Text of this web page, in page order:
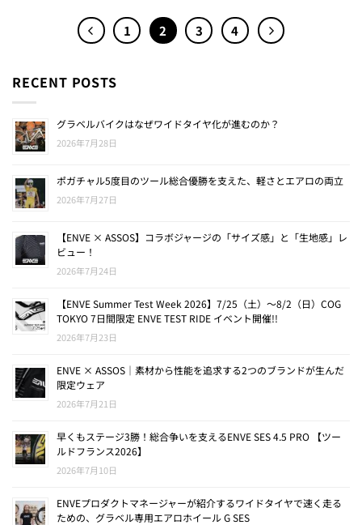
1 2 3 4
RECENT POSTS
グラベルバイクはなぜワイドタイヤ化が進むのか？
2026年7月28日
ポガチャル5度目のツール総合優勝を支えた、軽さとエアロの両立
2026年7月27日
【ENVE × ASSOS】コラボジャージの「サイズ感」と「生地感」レ
ビュー！
2026年7月24日
【ENVE Summer Test Week 2026】7/25（土）〜8/2（日）COG
TOKYO 7日間限定 ENVE TEST RIDE イベント開催!!
2026年7月23日
ENVE × ASSOS｜素材から性能を追求する2つのブランドが生んだ
限定ウェア
2026年7月21日
早くもステージ3勝！総合争いを支えるENVE SES 4.5 PRO 【ツー
ルドフランス2026】
2026年7月10日
ENVEプロダクトマネージャーが紹介するワイドタイヤで速く走る
ための、グラベル専用エアロホイール G SES